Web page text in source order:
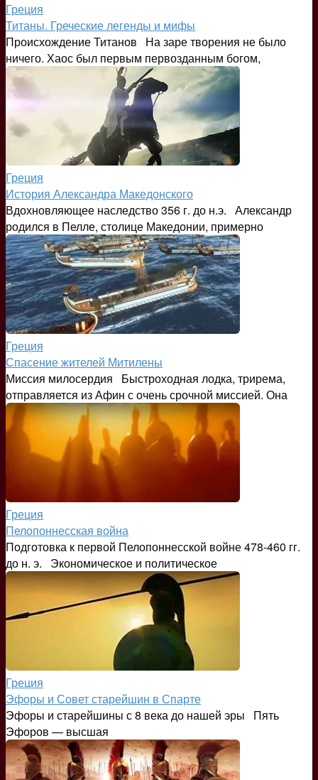
Греция
Титаны. Греческие легенды и мифы
Происхождение Титанов На заре творения не было
ничего. Хаос был первым первозданным богом,
Греция
История Александра Македонского
Вдохновляющее наследство 356 г. до н.э. Александр
родился в Пелле, столице Македонии, примерно
Греция
Спасение жителей Митилены
Миссия милосердия Быстроходная лодка, трирема,
отправляется из Афин с очень срочной миссией. Она
Греция
Пелопоннесская война
Подготовка к первой Пелопоннесской войне 478-460 гг.
до н. э. Экономическое и политическое
Греция
Эфоры и Совет старейшин в Спарте
Эфоры и старейшины с 8 века до нашей эры Пять
Эфоров — высшая